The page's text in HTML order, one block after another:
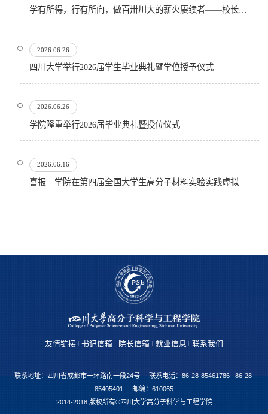
学有所得，行有所向，做百卅川大的薪火赓续者——校长汪劲松在四川大学2026届学生毕业典礼上的...
2026.06.26
四川大学举行2026届学生毕业典礼暨学位授予仪式
2026.06.26
​学院隆重举行2026届毕业典礼暨授位仪式
2026.06.16
友情链接 书记信箱 院长信箱 就业信息 联系我们
联系地址：四川省成都市一环路南一段24号 联系电话：86-28-85461786 86-28-
85405401 邮编：610065
2014-2018 版权所有©四川大学高分子科学与工程学院